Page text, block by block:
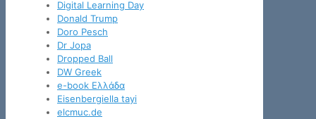
Digital Learning Day
Donald Trump
Doro Pesch
Dr Jopa
Dropped Ball
DW Greek
e-book Ελλάδα
Eisenbergiella tayi
elcmuc.de